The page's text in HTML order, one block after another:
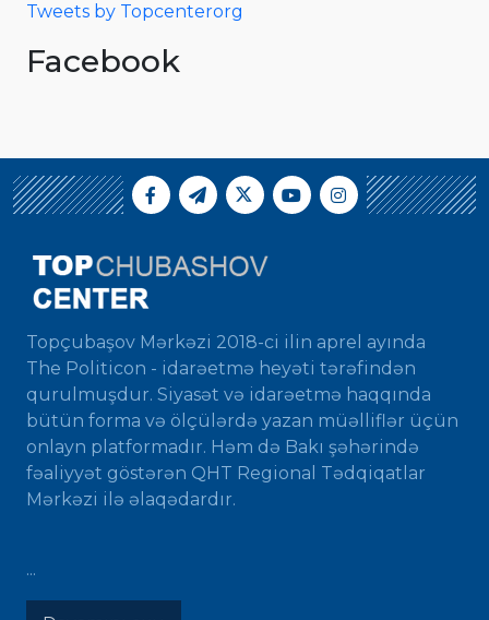
Tweets by Topcenterorg
Facebook
Topçubaşov Mərkəzi 2018-ci ilin aprel ayında
The Politicon - idarəetmə heyəti tərəfindən
qurulmuşdur. Siyasət və idarəetmə haqqında
bütün forma və ölçülərdə yazan müəlliflər üçün
onlayn platformadır. Həm də Bakı şəhərində
fəaliyyət göstərən QHT Regional Tədqiqatlar
Mərkəzi ilə əlaqədardır.
...